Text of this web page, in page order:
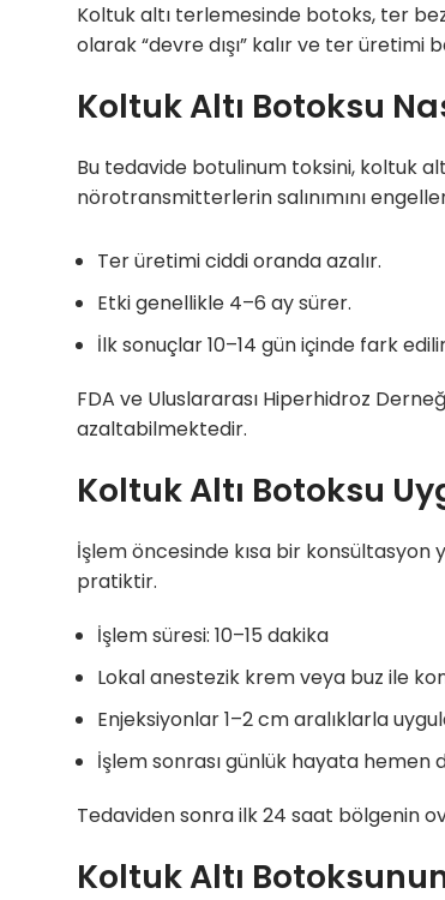
Koltuk altı terlemesinde botoks, ter
olarak “devre dışı” kalır ve ter üretimi
Koltuk Altı Botoksu
Bu tedavide botulinum toksini, koltuk
nörotransmitterlerin salınımını
Ter üretimi ciddi oranda azalır.
Etki genellikle 4–6 ay sürer.
İlk sonuçlar 10–14 gün içinde fark
FDA ve Uluslararası Hiperhidroz
azaltabilmektedir.
Koltuk Altı Botoksu
İşlem öncesinde kısa bir konsültasyon
pratiktir.
İşlem süresi: 10–15 dakika
Lokal anestezik krem veya buz ile
Enjeksiyonlar 1–2 cm aralıklarla
İşlem sonrası günlük hayata hemen
Tedaviden sonra ilk 24 saat bölgenin
Koltuk Altı